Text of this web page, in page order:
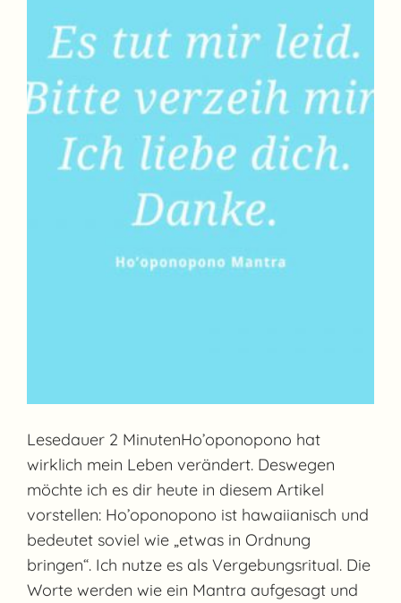
Lesedauer 2 MinutenHo’oponopono hat
wirklich mein Leben verändert. Deswegen
möchte ich es dir heute in diesem Artikel
vorstellen: Ho’oponopono ist hawaiianisch und
bedeutet soviel wie „etwas in Ordnung
bringen“. Ich nutze es als Vergebungsritual. Die
Worte werden wie ein Mantra aufgesagt und